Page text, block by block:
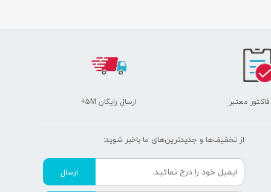
فاکتور معتبر ارسال رایگان 5M+
از تخفیف‌ها و جدیدترین‌های ما‌ باخبر شوید:
ارسال